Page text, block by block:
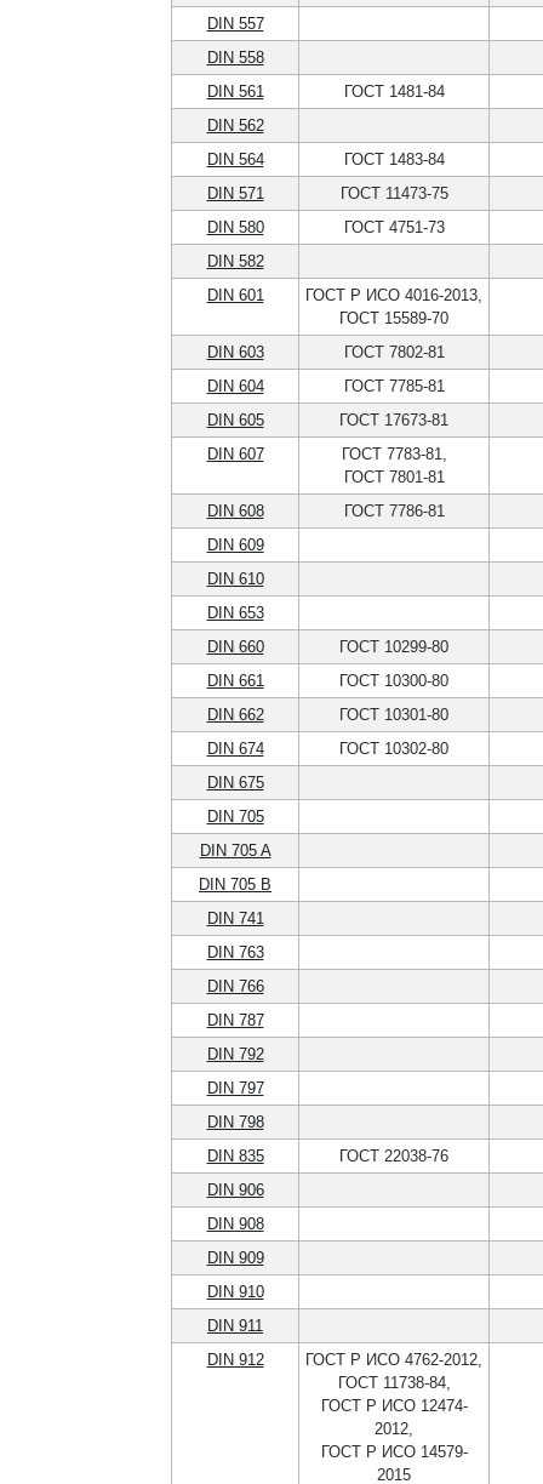
DIN 557
DIN 558
DIN 561
ГОСТ 1481-84
DIN 562
DIN 564
ГОСТ 1483-84
DIN 571
ГОСТ 11473-75
DIN 580
ГОСТ 4751-73
DIN 582
DIN 601
ГОСТ Р ИСО 4016-2013,
ГОСТ 15589-70
DIN 603
ГОСТ 7802-81
DIN 604
ГОСТ 7785-81
DIN 605
ГОСТ 17673-81
DIN 607
ГОСТ 7783-81,
ГОСТ 7801-81
DIN 608
ГОСТ 7786-81
DIN 609
DIN 610
DIN 653
DIN 660
ГОСТ 10299-80
DIN 661
ГОСТ 10300-80
DIN 662
ГОСТ 10301-80
DIN 674
ГОСТ 10302-80
DIN 675
DIN 705
DIN 705 A
DIN 705 B
DIN 741
DIN 763
DIN 766
DIN 787
DIN 792
DIN 797
DIN 798
DIN 835
ГОСТ 22038-76
DIN 906
DIN 908
DIN 909
DIN 910
DIN 911
DIN 912
ГОСТ Р ИСО 4762-2012,
ГОСТ 11738-84,
ГОСТ Р ИСО 12474-
2012,
ГОСТ Р ИСО 14579-
2015